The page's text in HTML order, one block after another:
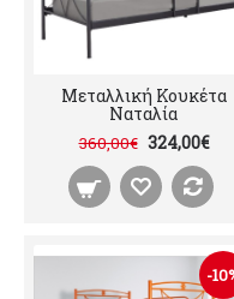
Μεταλλική Κουκέτα
Ναταλία
360,00€ 324,00€
-